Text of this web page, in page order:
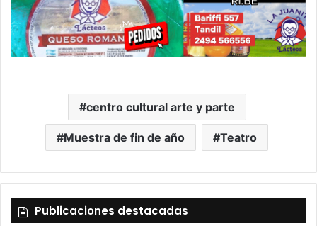
centro cultural arte y parte
Muestra de fin de año Teatro
Publicaciones destacadas